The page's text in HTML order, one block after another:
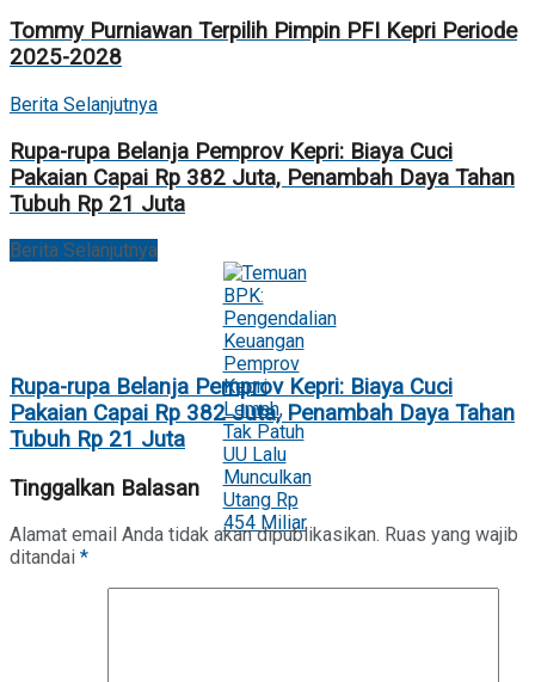
Tommy Purniawan Terpilih Pimpin PFI Kepri Periode
2025-2028
Berita Selanjutnya
Rupa-rupa Belanja Pemprov Kepri: Biaya Cuci
Pakaian Capai Rp 382 Juta, Penambah Daya Tahan
Tubuh Rp 21 Juta
Berita Selanjutnya
Rupa-rupa Belanja Pemprov Kepri: Biaya Cuci
Pakaian Capai Rp 382 Juta, Penambah Daya Tahan
Tubuh Rp 21 Juta
Tinggalkan Balasan
Alamat email Anda tidak akan dipublikasikan. Ruas yang wajib
ditandai *